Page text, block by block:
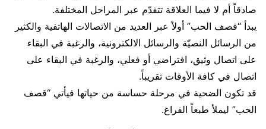
صادقاً أم لا فيما العلاقة تتقدّم عبر المراحل المختلفة.
يبدأ “قصف الحب” أولاً عبر العديد من الاتصالات الهاتفية والكثير
من الرسائل النصيّة والرسائل الالكترونية، والرغبة في البقاء
على اتصال وثيق، افتراضي أو فعلي، والرغبة في البقاء على
اتصال في كافة الأوقات تقريباً.
قد تكون الضحية في مرحلة حساسة من حياتها فيأتي “قصف
الحب” ليملأ طبعاً الفراغ.